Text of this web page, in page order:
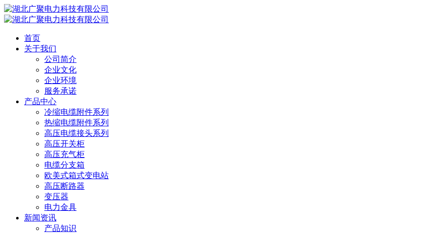
首页
关于我们
公司简介
企业文化
企业环境
服务承诺
产品中心
冷缩电缆附件系列
热缩电缆附件系列
高压电缆接头系列
高压开关柜
高压充气柜
电缆分支箱
欧美式箱式变电站
高压断路器
变压器
电力金具
新闻资讯
产品知识